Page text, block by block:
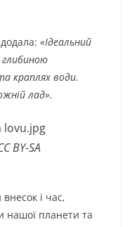
«Ідеальний
глибиною
краплях води.
лад».
BY-SA
внесок і час,
нашої планети та